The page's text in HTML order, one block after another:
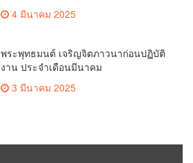
4 มีนาคม 2025
พระพุทธมนต์ เจริญจิตภาวนาก่อนปฏิบัติ
งาน ประจำเดือนมีนาคม
3 มีนาคม 2025